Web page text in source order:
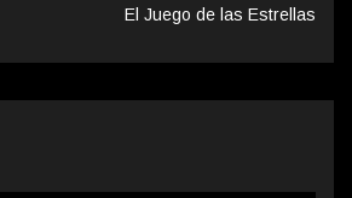
El Juego de las Estrellas